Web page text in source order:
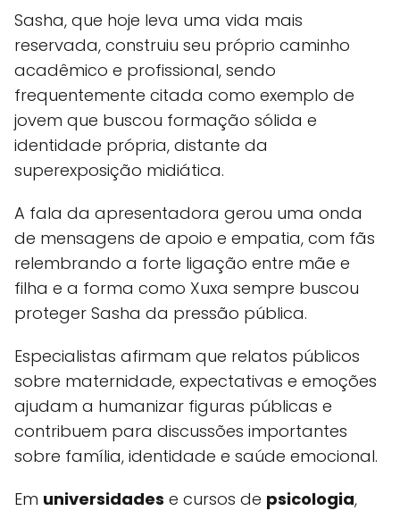
Sasha, que hoje leva uma vida mais
reservada, construiu seu próprio caminho
acadêmico e profissional, sendo
frequentemente citada como exemplo de
jovem que buscou formação sólida e
identidade própria, distante da
superexposição midiática.
A fala da apresentadora gerou uma onda
de mensagens de apoio e empatia, com fãs
relembrando a forte ligação entre mãe e
filha e a forma como Xuxa sempre buscou
proteger Sasha da pressão pública.
Especialistas afirmam que relatos públicos
sobre maternidade, expectativas e emoções
ajudam a humanizar figuras públicas e
contribuem para discussões importantes
sobre família, identidade e saúde emocional.
Em universidades e cursos de psicologia,